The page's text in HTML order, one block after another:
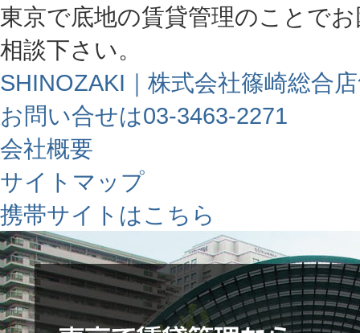
東京で底地の賃貸管理のことで
相談下さい。
SHINOZAKI｜株式会社篠崎総合
お問い合せは03-3463-2271
会社概要
サイトマップ
携帯サイトはこちら